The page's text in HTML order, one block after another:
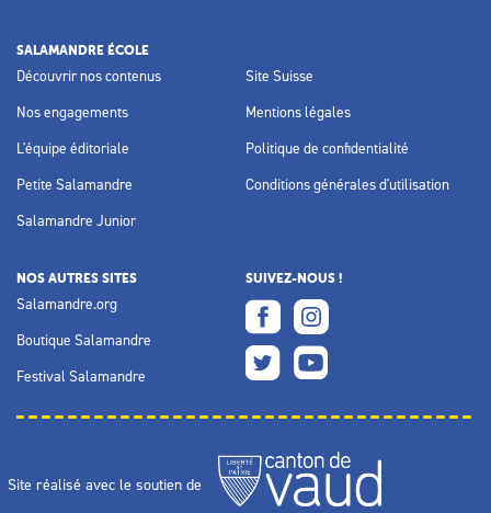
SALAMANDRE ÉCOLE
Découvrir nos contenus
Nos engagements
L'équipe éditoriale
Petite Salamandre
Salamandre Junior
Site Suisse
Mentions légales
Politique de confidentialité
Conditions générales d'utilisation
NOS AUTRES SITES
Salamandre.org
Boutique Salamandre
Festival Salamandre
SUIVEZ-NOUS !
Site réalisé avec le soutien de